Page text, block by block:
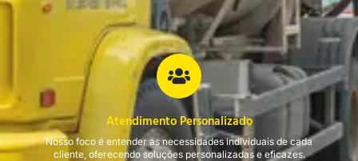
Atendimento Personalizado
Nosso foco é entender as necessidades individuais de cada
cliente, oferecendo soluções personalizadas e eficazes.